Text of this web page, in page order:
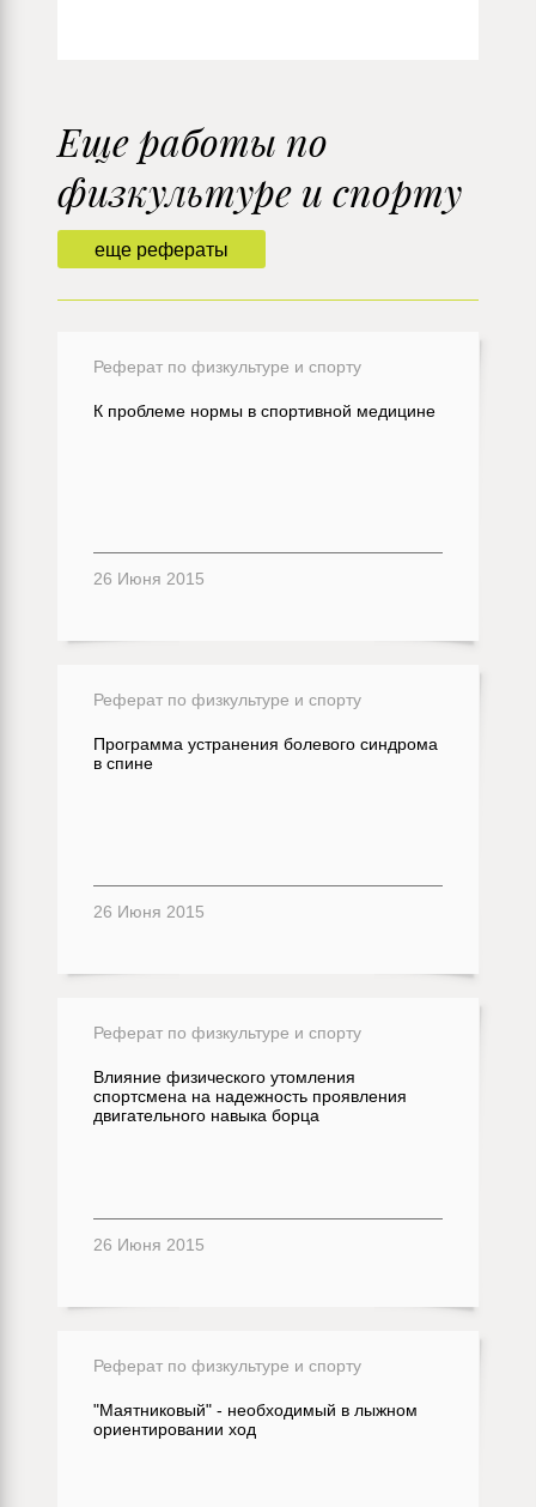
еще рефераты
Еще работы по
физкультуре и спорту
Реферат по физкультуре и спорту
К проблеме нормы в спортивной медицине
26 Июня 2015
Реферат по физкультуре и спорту
Программа устранения болевого синдрома
в спине
26 Июня 2015
Реферат по физкультуре и спорту
Влияние физического утомления
спортсмена на надежность проявления
двигательного навыка борца
26 Июня 2015
Реферат по физкультуре и спорту
"Маятниковый" - необходимый в лыжном
ориентировании ход